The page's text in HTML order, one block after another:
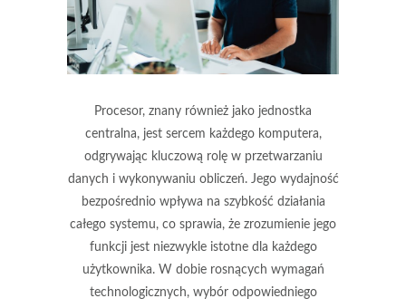
Procesor, znany również jako jednostka
centralna, jest sercem każdego komputera,
odgrywając kluczową rolę w przetwarzaniu
danych i wykonywaniu obliczeń. Jego wydajność
bezpośrednio wpływa na szybkość działania
całego systemu, co sprawia, że zrozumienie jego
funkcji jest niezwykle istotne dla każdego
użytkownika. W dobie rosnących wymagań
technologicznych, wybór odpowiedniego